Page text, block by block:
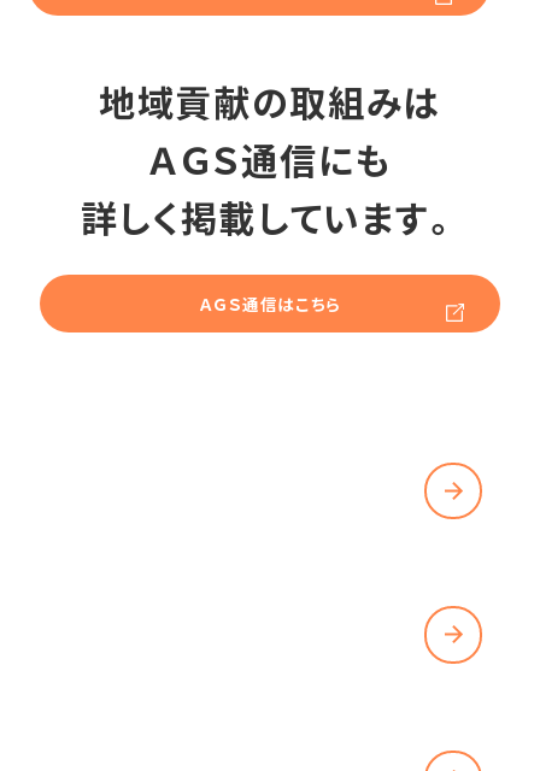
地域貢献の取組みは
ＡＧＳ通信にも
詳しく掲載しています。
ＡＧＳ通信はこちら